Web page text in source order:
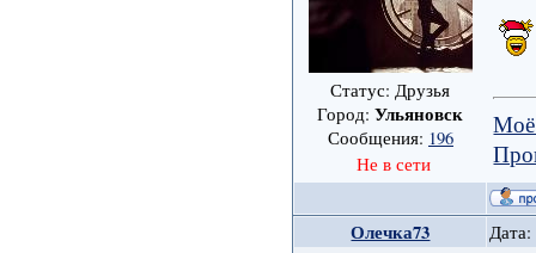
Статус: Друзья
Город:Ульяновск
Сообщения: 196
Не в сети
Моё
Олечка73